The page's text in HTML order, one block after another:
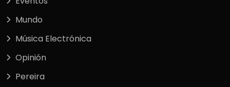
Mundo
Música Electrónica
Opinión
Pereira